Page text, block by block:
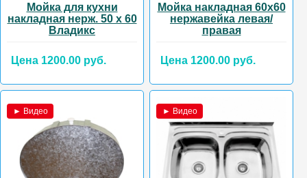
Мойка для кухни
накладная нерж. 50 х 60
Владикс
Цена 1200.00 руб.
Мойка накладная 60х60
нержавейка левая/
правая
Цена 1200.00 руб.
► Видео ► Видео